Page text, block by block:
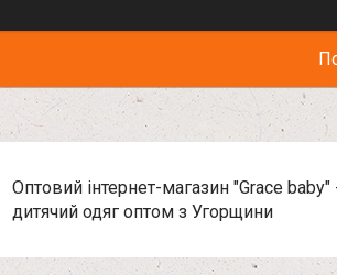
Оптовий інтернет-магазин "Grace baby"
дитячий одяг оптом з Угорщини